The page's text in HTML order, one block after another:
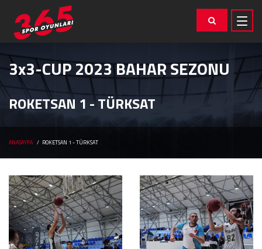
3x3-CUP 2023 BAHAR SEZONU
ROKETSAN 1 - TÜRKSAT
ANASAYFA ROKETSAN 1 - TÜRKSAT